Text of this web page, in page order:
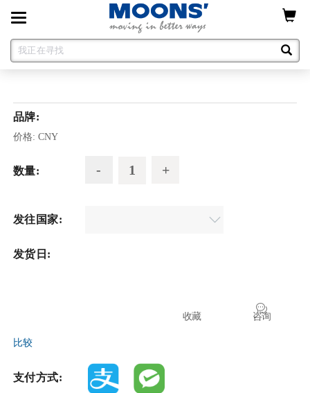
Toggle
navigation
品牌:
价格: CNY
数量:
发往国家:
发货日:
咨询
收藏
比较
支付方式: